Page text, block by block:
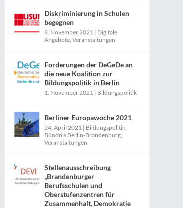
Diskriminierung in Schulen
begegnen
8. November 2021 | Digitale
Angebote ,Veranstaltungen
Forderungen der DeGeDe an
die neue Koalition zur
Bildungspolitik in Berlin
1. November 2021 | Bildungspolitik
Berliner Europawoche 2021
24. April 2021 | Bildungspolitik
Bündnis Berlin-Brandenburg
Veranstaltungen
Stellenausschreibung
„Brandenburger
Berufsschulen und
Oberstufenzentren für
Zusammenhalt, Demokratie